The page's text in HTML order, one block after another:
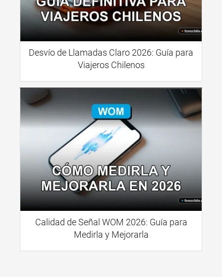
Desvío de Llamadas Claro 2026: Guía para
Viajeros Chilenos
Calidad de Señal WOM 2026: Guía para
Medirla y Mejorarla